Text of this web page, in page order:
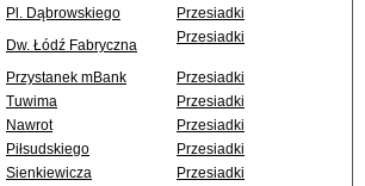
Pl. Dąbrowskiego
Przesiadki
Dw. Łódź Fabryczna Przesiadki
Przystanek mBank
Przesiadki
Tuwima
Przesiadki
Nawrot
Przesiadki
Piłsudskiego
Przesiadki
Sienkiewicza
Przesiadki